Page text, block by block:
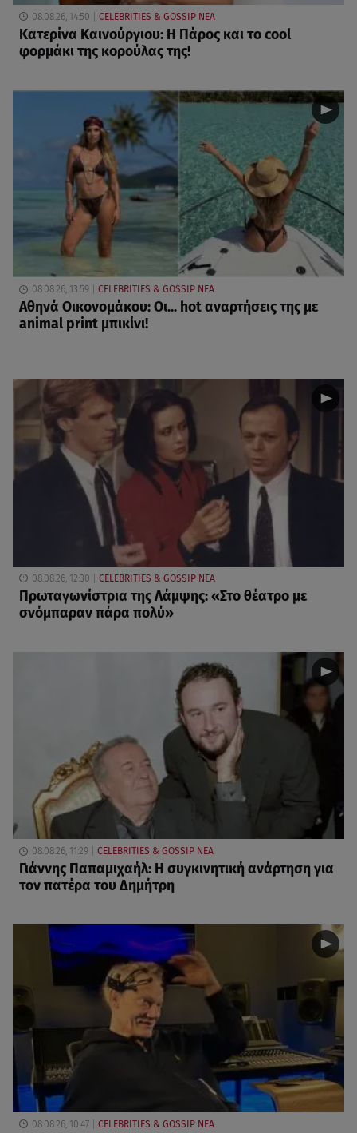
08.08.26, 14:50 CELEBRITIES & GOSSIP ΝΕΑ
Κατερίνα Καινούργιου: Η Πάρος και το cool
φορμάκι της κορούλας της!
08.08.26, 13:59 CELEBRITIES & GOSSIP ΝΕΑ
Αθηνά Οικονομάκου: Οι... hot αναρτήσεις της με
animal print μπικίνι!
08.08.26, 12:30 CELEBRITIES & GOSSIP ΝΕΑ
Πρωταγωνίστρια της Λάμψης: «Στο θέατρο με
σνόμπαραν πάρα πολύ»
08.08.26, 11:29 CELEBRITIES & GOSSIP ΝΕΑ
Γιάννης Παπαμιχαήλ: Η συγκινητική ανάρτηση για
τον πατέρα του Δημήτρη
08.08.26, 10:47 CELEBRITIES & GOSSIP ΝΕΑ